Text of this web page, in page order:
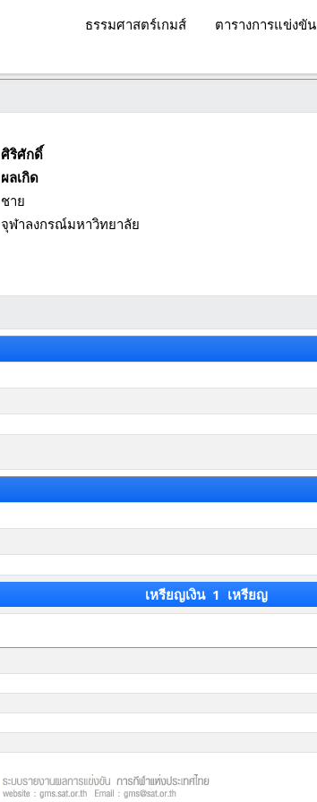
ธรรมศาสตร์เกมส์ ตารางการแข่งขัน
ศิริศักดิ์
ผลเกิด
ชาย
จุฬาลงกรณ์มหาวิทยาลัย
เหรียญเงิน 1 เหรียญ